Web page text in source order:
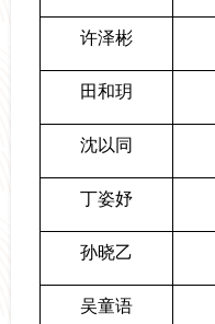
许泽彬
田和玥
沈以同
丁姿妤
孙晓乙
吴童语